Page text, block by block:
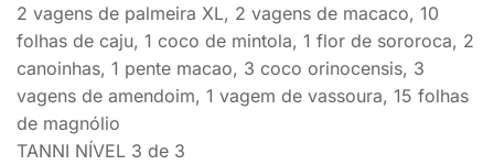
2 vagens de palmeira XL, 2 vagens de macaco, 10
folhas de caju, 1 coco de mintola, 1 flor de sororoca, 2
canoinhas, 1 pente macao, 3 coco orinocensis, 3
vagens de amendoim, 1 vagem de vassoura, 15 folhas
de magnólio
TANNI NÍVEL 3 de 3